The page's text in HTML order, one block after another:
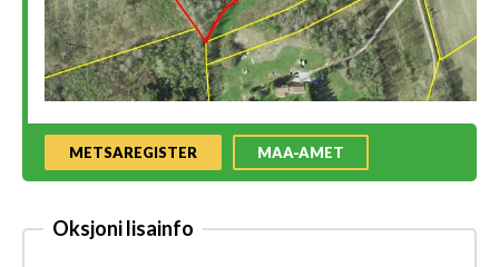
METSAREGISTER MAA-AMET
Oksjoni lisainfo